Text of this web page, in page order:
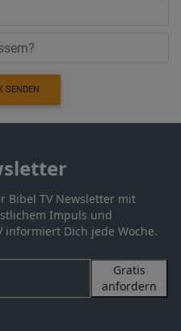
SENDEN
Bibel TV Newsletter mit
Impuls und
Dich jede Woche.
Gratis
anfordern